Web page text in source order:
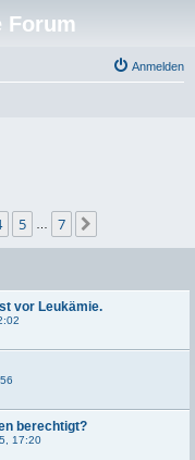
Forum
Anmelden
5 7
vor Leukämie.
berechtigt?
17:20